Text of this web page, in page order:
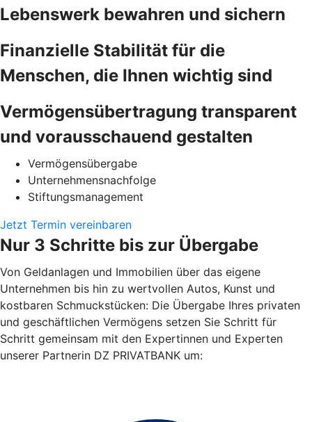
Lebenswerk bewahren und sichern
Finanzielle Stabilität für die
Menschen, die Ihnen wichtig sind
Vermögensübertragung transparent
und vorausschauend gestalten
Vermögensübergabe
Unternehmensnachfolge
Stiftungsmanagement
Jetzt Termin vereinbaren
Nur 3 Schritte bis zur Übergabe
Von Geldanlagen und Immobilien über das eigene
Unternehmen bis hin zu wertvollen Autos, Kunst und
kostbaren Schmuckstücken: Die Übergabe Ihres privaten
und geschäftlichen Vermögens setzen Sie Schritt für
Schritt gemeinsam mit den Expertinnen und Experten
unserer Partnerin DZ PRIVATBANK um: